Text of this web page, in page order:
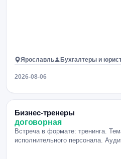
Ярославль Бухгалтеры и
2026-08-06
Бизнес-тренеры
договорная
Встреча в формате: тренинга.
исполнительного персонала.